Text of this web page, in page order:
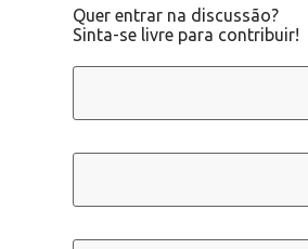
Quer entrar na discussão?
Sinta-se livre para contribuir!